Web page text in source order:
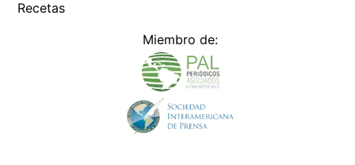
Recetas
Miembro de: